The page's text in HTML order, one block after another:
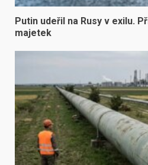
Putin udeřil na Rusy v exilu.
majetek